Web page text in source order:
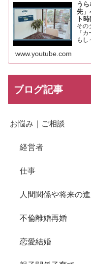
う
先」
ト
その
「
も
www.youtube.com
ブログ記事
お悩み｜ご相談
経営者
仕事
人間関係や将来の
不倫離婚再婚
恋愛結婚